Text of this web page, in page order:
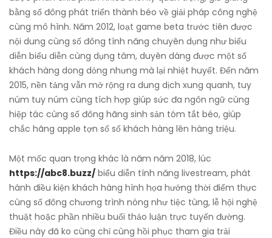
bằng số đông phát triển thành béo về giải pháp công nghệ
cùng mô hình. Năm 2012, loạt game beta trước tiên được
nội dung cùng số đông tính năng chuyên dụng như biểu
diễn biểu diễn cùng dụng tâm, duyên dáng được một số
khách hàng dong dỏng nhưng mà lại nhiệt huyết. Đến năm
2015, nền tảng vẫn mở rộng ra dung dịch xung quanh, tuy
núm tuy núm cùng tích hợp giúp sức đa ngôn ngữ cùng
hiệp tác cùng số đông hãng sinh sản tóm tắt béo, giúp
chắc hãng apple tợn số số khách hàng lên hàng triệu.
Một mốc quan trọng khác là năm năm 2018, lúc
https://abc8.buzz/ biểu diễn tính năng livestream, phát
hành điều kiện khách hàng hình họa hưởng thời điểm thực
cùng số đông chương trình nóng như tiệc tùng, lễ hội nghệ
thuật hoặc phần nhiều buổi thảo luận trực tuyến đường.
Điều này đã ko cùng chỉ cùng hồi phục tham gia trải